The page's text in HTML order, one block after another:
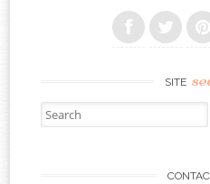
SITE
Search for: